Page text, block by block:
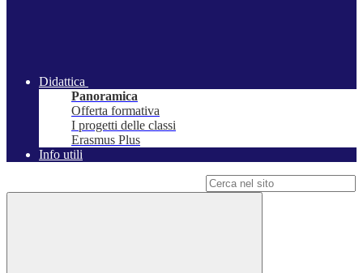
Didattica
Panoramica
Offerta formativa
I progetti delle classi
Erasmus Plus
Info utili